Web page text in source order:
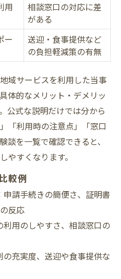
用
相談窓口の対応に差
がある
ー
送迎・食事提供など
の負担軽減策の有無
域サービスを利用した当事
体的なメリット・デメリッ
公式な説明だけでは分から
「利用時の注意点」「窓口
談を一覧で確認できると、
やすくなります。
較例
請手続きの簡便さ、証明書
反応
用のしやすさ、相談窓口の
充実度、送迎や食事提供な